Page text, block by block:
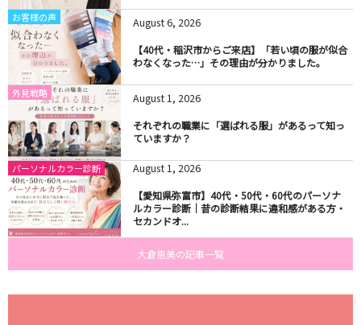
お客様の声 August6, 2026
【40代・稲沢市からご来店】「若い頃の服が似合
わなくなった…」その理由が分かりました。
外見戦略 August1, 2026
それぞれの職業に「選ばれる服」があるって知っ
ていますか？
パーソナルカラー診断 August1, 2026
【愛知県弥富市】40代・50代・60代のパーソナ
ルカラー診断｜昔の診断結果に違和感がある方・
セカンドオ...
大倉恵美の記事一覧